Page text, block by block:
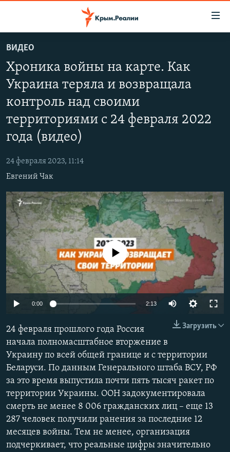
основному
содержанию
Вернутся
главной
навигации
Вернутся
НОВОСТИ
СПЕЦПРОЕКТЫ
ГРУЗ 200
КАРТА ВОЕННЫХ ОБЪЕКТОВ КРЫМА
11 ЛЕТ ОККУПАЦИИ КРЫМА. 11 ИСТОРИЙ СОПРОТИВЛЕНИЯ
ВОДА
ИСТОРИЯ
ЕЩЕ
ИНФОГРАФИКА
СОВЕТЫ ПРАВОЗАЩИТНИКОВ
ПРОПАВШИЕ БЕЗ ВЕСТИ
ПОБЕДИТЕЛЕЙ НЕ СУДЯТ?
КРЫМ.НЕПОКОРЕННЫЙ
ELIFBE
УКРАИНСКАЯ ПРОБЛЕМА КРЫМА
РАДІО СВОБОДА
КАК ОБОЙТИ БЛОКИРОВКУ
Українською
Qırımtatar
ПРИСОЕДИНЯЙТЕСЬ!
Все сайты RFE/RL
ВИДЕО
Хроника войны на карте. Как
Украина теряла и возвращала
контроль над своими
территориями c 24 февраля 2022
года (видео)
24 февраля 2023, 11:14
Евгений Чак
240p 360p 480p
No media source currently available
0:00 2:13
240p
480p
1080p
Загрузить
24 февраля прошлого года Россия
начала полномасштабное вторжение в
Украину по всей общей границе и с территории
Беларуси. По данным Генерального штаба ВСУ, РФ
за это время выпустила почти пять тысяч ракет по
территории Украины. ООН задокументировала
смерть не менее 8 006 гражданских лиц – еще 13
287 человек получили ранения за последние 12
месяцев войны. Тем не менее, организация
подчеркивает, что реальные цифры значительно